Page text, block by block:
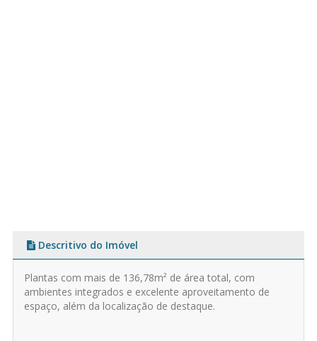
Descritivo do Imóvel
Plantas com mais de 136,78m² de área total, com
ambientes integrados e excelente aproveitamento de
espaço, além da localização de destaque.